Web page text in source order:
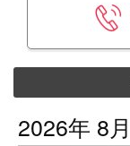
2026年 8月